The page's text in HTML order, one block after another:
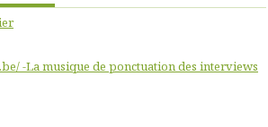
-La musique de ponctuation des interviews